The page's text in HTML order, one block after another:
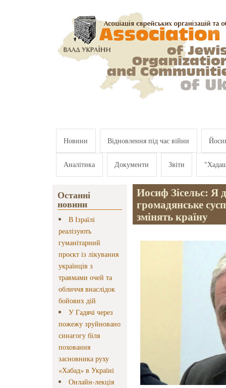
Новини Відновлення під час війни
Аналітика Документи Звіти
Останні
новини
В Ізраїлі
реалізують
гуманітарний
проєкт із лікування
українців з
травмами очей та
обличчя внаслідок
бойових дій
У Гадячі через
пожежу зруйновано
синагогу біля
поховання
засновника руху
«Хабад» в Україні
Онлайн-лекція
Иосиф Зісельс: Я
громадянське
змінять країну